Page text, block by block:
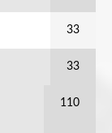
33
33
110